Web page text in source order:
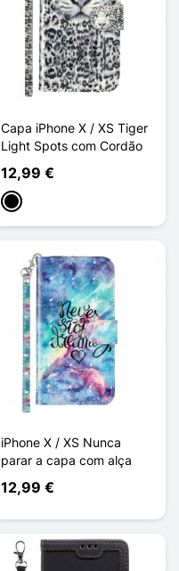
Capa iPhone X / XS Tiger
Light Spots com Cordão
12,99 €
Preto
iPhone X / XS Nunca
parar a capa com alça
12,99 €